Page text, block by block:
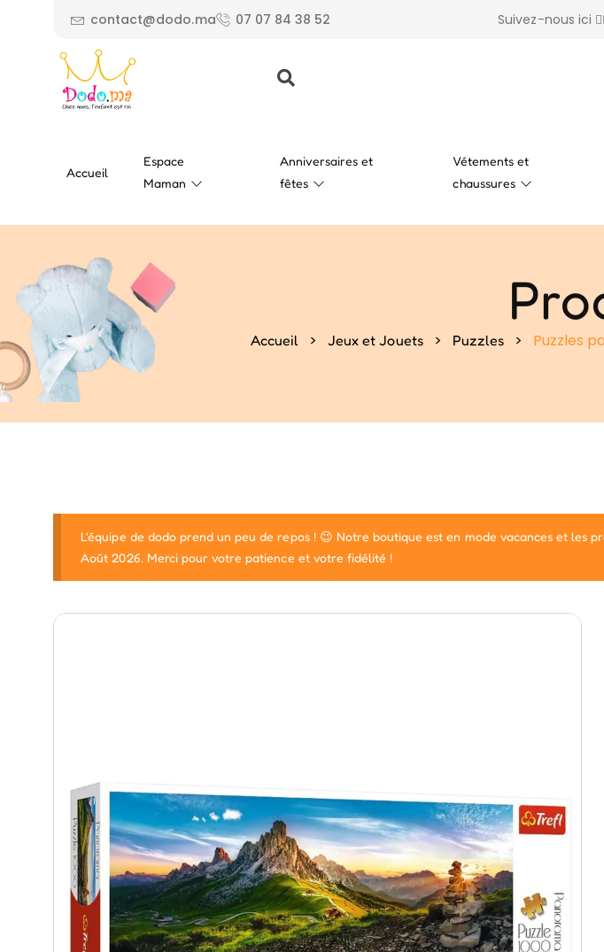
contact@dodo.ma 07 07 84 38 52 Suivez-nous ici
Accueil
Espace
Maman
Anniversaires et
fêtes
Vétements et
chaussures
Accueil > Jeux et Jouets > Puzzles > Puzzles
L'équipe de dodo prend un peu de repos ! 😉 Notre boutique est en mode vacances et les
Août 2026. Merci pour votre patience et votre fidélité !